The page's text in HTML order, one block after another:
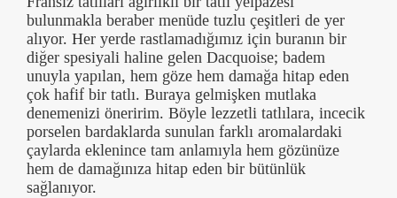
bulunmakla beraber menüde tuzlu çeşitleri de yer
alıyor. Her yerde rastlamadığımız için buranın bir
diğer spesiyali haline gelen Dacquoise; badem
unuyla yapılan, hem göze hem damağa hitap eden
çok hafif bir tatlı. Buraya gelmişken mutlaka
denemenizi öneririm. Böyle lezzetli tatlılara, incecik
porselen bardaklarda sunulan farklı aromalardaki
çaylarda eklenince tam anlamıyla hem gözünüze
hem de damağınıza hitap eden bir bütünlük
sağlanıyor.